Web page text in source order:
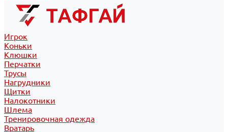
Игрок
Коньки
Клюшки
Перчатки
Трусы
Нагрудники
Щитки
Налокотники
Шлема
Тренировочная одежда
Вратарь